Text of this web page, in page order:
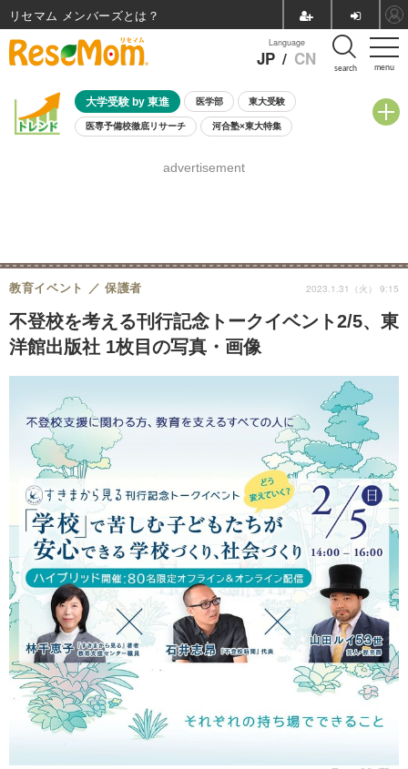
menu
Language
JP / CN search
大学受験 by 東進 医学部 東大受験
医専予備校徹底リサーチ 河合塾×東大特集
8月開催学校説明会・相談会
advertisement
不登校を考える刊行記念トークイベント2/5、東
洋館出版社 1枚目の写真・画像
教育イベント 保護者 2023.1.31（火） 9:15
リセマム メンバーズ